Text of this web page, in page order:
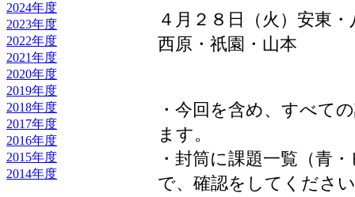
2024年度
2023年度
2022年度
2021年度
2020年度
2019年度
2018年度
2017年度
2016年度
2015年度
2014年度
４月２８日（火）安東
西原・祇園・山本
・今回を含め、すべて
ます。
・封筒に課題一覧（青
で、確認をしてくださ